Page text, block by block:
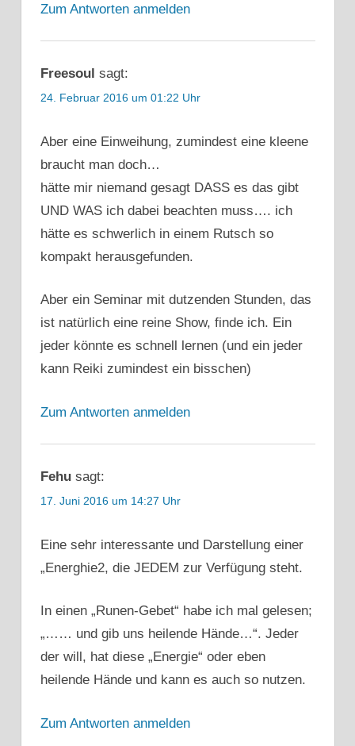
Zum Antworten anmelden
Freesoul sagt:
24. Februar 2016 um 01:22 Uhr
Aber eine Einweihung, zumindest eine kleene
braucht man doch…
hätte mir niemand gesagt DASS es das gibt
UND WAS ich dabei beachten muss…. ich
hätte es schwerlich in einem Rutsch so
kompakt herausgefunden.
Aber ein Seminar mit dutzenden Stunden, das
ist natürlich eine reine Show, finde ich. Ein
jeder könnte es schnell lernen (und ein jeder
kann Reiki zumindest ein bisschen)
Zum Antworten anmelden
Fehu sagt:
17. Juni 2016 um 14:27 Uhr
Eine sehr interessante und Darstellung einer
„Energhie2, die JEDEM zur Verfügung steht.
In einen „Runen-Gebet“ habe ich mal gelesen;
„…… und gib uns heilende Hände…“. Jeder
der will, hat diese „Energie“ oder eben
heilende Hände und kann es auch so nutzen.
Zum Antworten anmelden